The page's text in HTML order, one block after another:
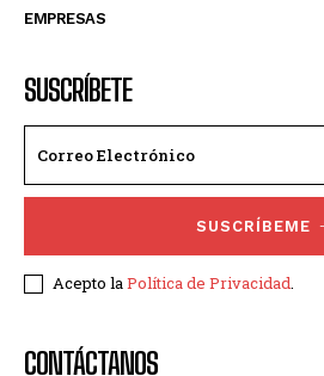
EMPRESAS
SUSCRÍBETE
SUSCRÍBEME
Acepto laPolítica de Privacidad.
CONTÁCTANOS